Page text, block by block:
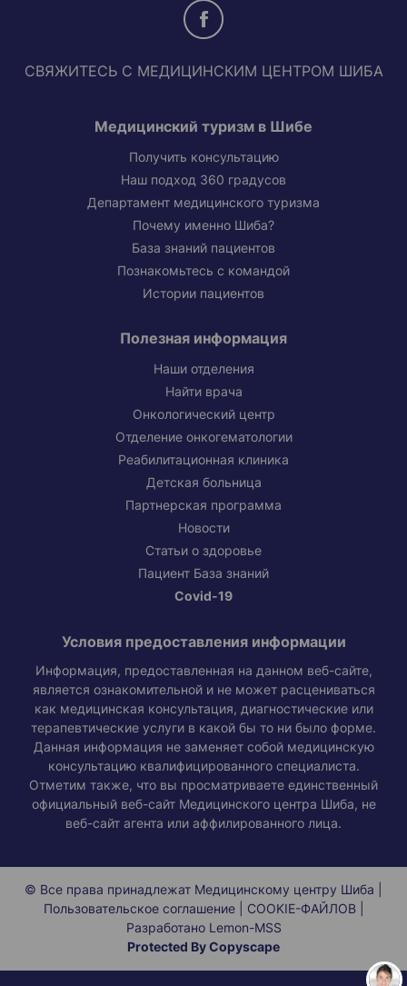
СВЯЖИТЕСЬ С МЕДИЦИНСКИМ ЦЕНТРОМ ШИБА
Медицинский туризм в Шибе
Получить консультацию
Наш подход 360 градусов
Департамент медицинского туризма
Почему именно Шиба?
База знаний пациентов
Познакомьтесь с командой
Истории пациентов
Полезная информация
Наши отделения
Найти врача
Онкологический центр
Отделение онкогематологии
Реабилитационная клиника
Детская больница
Партнерская программа
Новости
Статьи о здоровье
Пациент База знаний
Covid-19
Условия предоставления информации
Информация, предоставленная на данном веб-сайте,
является ознакомительной и не может расцениваться
как медицинская консультация, диагностические или
терапевтические услуги в какой бы то ни было форме.
Данная информация не заменяет собой медицинскую
консультацию квалифицированного специалиста.
Отметим также, что вы просматриваете единственный
официальный веб-сайт Медицинского центра Шиба, не
веб-сайт агента или аффилированного лица.
© Все права принадлежат Медицинскому центру Шиба |
Пользовательское соглашение| COOKIE-ФАЙЛОВ|
Разработано Lemon-MSS
Protected By Copyscape